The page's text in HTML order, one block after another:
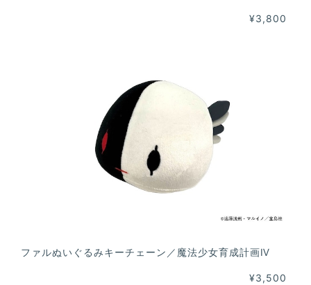
¥3,800
ファルぬいぐるみキーチェーン／魔法少女育成計画Ⅳ
¥3,500